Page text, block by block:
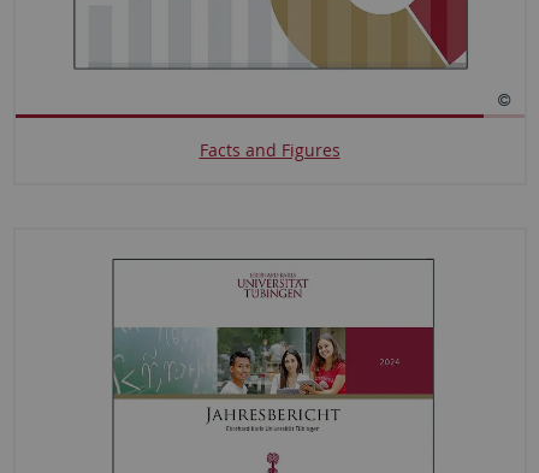
Facts and Figures